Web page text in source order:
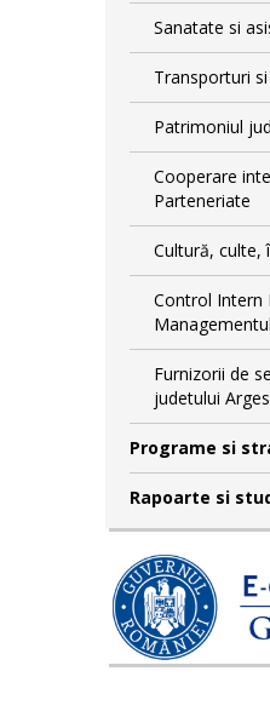
Sanatate si
Transporturi
Patrimoniul
Cooperare
Parteneriate
Cultură, culte,
Control Intern
Furnizorii de
judetului Arges
Programe si
Rapoarte si